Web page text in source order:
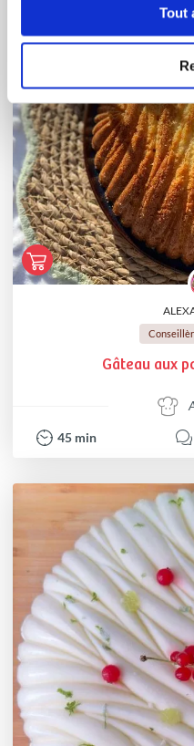
Tout
Gâteau aux
45 min